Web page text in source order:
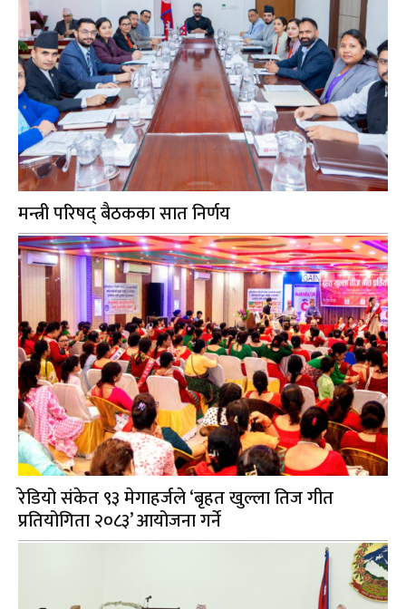
मन्त्री परिषद् बैठकका सात निर्णय
रेडियो संकेत ९३ मेगाहर्जले ‘बृहत खुल्ला तिज गीत
प्रतियोगिता २०८३’ आयोजना गर्ने